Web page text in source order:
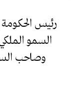
رئيس
السمو
وصاحب